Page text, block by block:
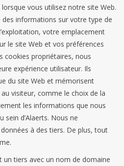
vous utilisez notre site Web.
informations sur votre type de
votre emplacement
le site Web et vos préférences
cookies propriétaires, nous
expérience utilisateur. Ils
du site Web et mémorisent
visiteur, comme le choix de la
les informations que nous
sein d’Alaerts. Nous ne
à des tiers. De plus, tout
un tiers avec un nom de domaine